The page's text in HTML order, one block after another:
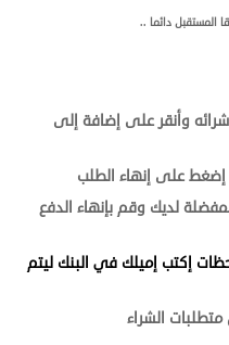
شرائه وأنقر على إضافة إلى
إضغط على إنهاء الطلب
لديك وقم بإنهاء الدفع
إكتب إميلك في البنك ليتم
الشراء